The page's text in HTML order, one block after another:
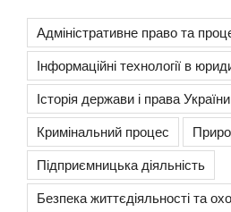
Адміністративне право та
Інформаційні технології в
Історія держави і права
Кримінальний процес
Підприємницька діяльність
Безпека життєдіяльності та